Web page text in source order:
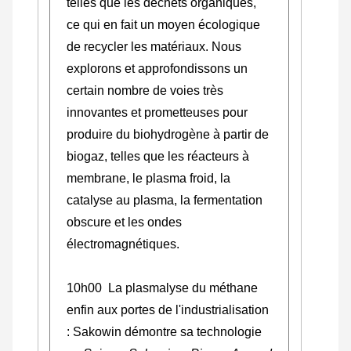
ce qui en fait un moyen écologique
de recycler les matériaux. Nous
explorons et approfondissons un
certain nombre de voies très
innovantes et prometteuses pour
produire du biohydrogène à partir de
biogaz, telles que les réacteurs à
membrane, le plasma froid, la
catalyse au plasma, la fermentation
obscure et les ondes
électromagnétiques.
10h00 La plasmalyse du méthane
enfin aux portes de l'industrialisation
: Sakowin démontre sa technologie